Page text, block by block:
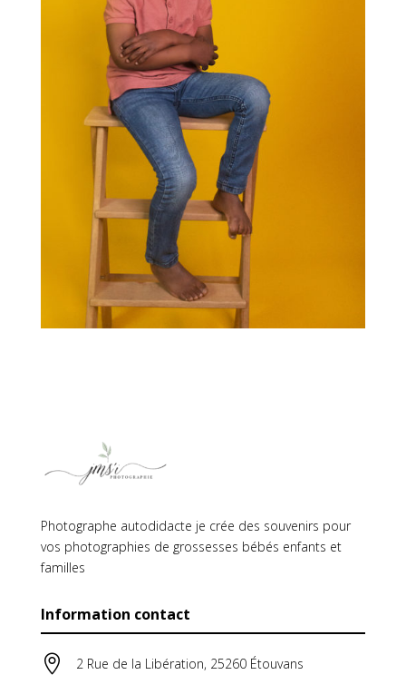
Photographe autodidacte je crée des souvenirs pour
vos photographies de grossesses bébés enfants et
familles
Information contact
 2 Rue de la Libération, 25260 Étouvans